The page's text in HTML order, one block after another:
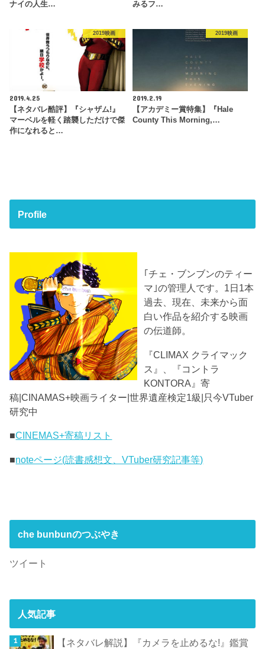
ナイの人生… みるフ…
2019映画
2019.4.25
【ネタバレ酷評】『シャザム!』
マーベルを軽く踏襲しただけで傑
作になれると…
2019映画
2019.2.19
【アカデミー賞特集】『Hale
County This Morning,…
Profile
｢チェ・ブンブンのティー
マ｣の管理人です。1日1本
過去、現在、未来から面
白い作品を紹介する映画
の伝道師。
『CLIMAX クライマック
ス』、『コントラ
KONTORA』寄
稿|CINAMAS+映画ライター|世界遺産検定1級|只今VTuber
研究中
■CINEMAS+寄稿リスト
■noteページ(読書感想文、VTuber研究記事等)
che bunbunのつぶやき
ツイート
人気記事
【ネタバレ解説】『カメラを止めるな!』鑑賞